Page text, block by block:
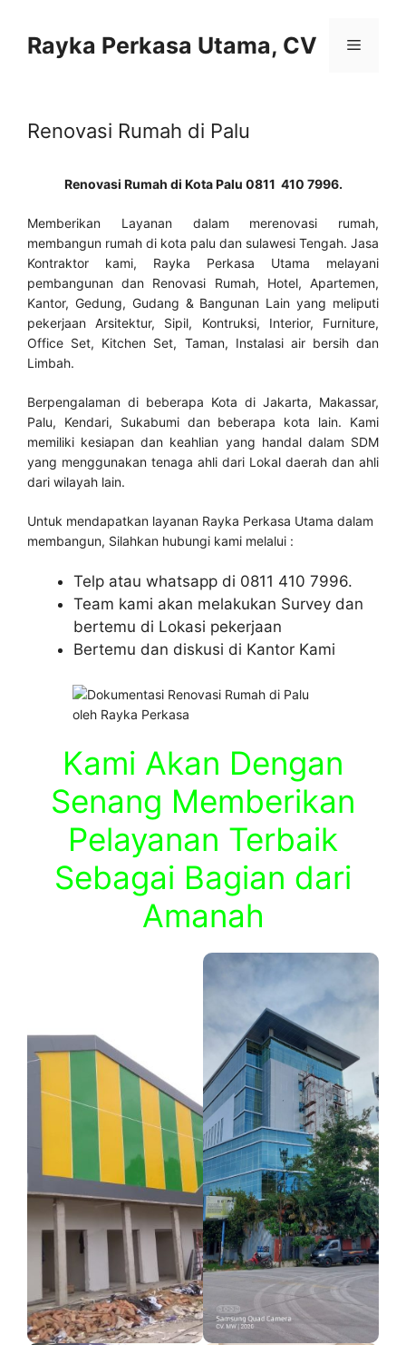
contentRayka Perkasa Utama, CV Menu
Renovasi Rumah di Palu
Renovasi Rumah di Kota Palu 0811 410 7996.
Memberikan Layanan dalam merenovasi rumah,
membangun rumah di kota palu dan sulawesi Tengah. Jasa
Kontraktor kami, Rayka Perkasa Utama melayani
pembangunan dan Renovasi Rumah, Hotel, Apartemen,
Kantor, Gedung, Gudang & Bangunan Lain yang meliputi
pekerjaan Arsitektur, Sipil, Kontruksi, Interior, Furniture,
Office Set, Kitchen Set, Taman, Instalasi air bersih dan
Limbah.
Berpengalaman di beberapa Kota di Jakarta, Makassar,
Palu, Kendari, Sukabumi dan beberapa kota lain. Kami
memiliki kesiapan dan keahlian yang handal dalam SDM
yang menggunakan tenaga ahli dari Lokal daerah dan ahli
dari wilayah lain.
Untuk mendapatkan layanan Rayka Perkasa Utama dalam
membangun, Silahkan hubungi kami melalui :
Telp atau whatsapp di 0811 410 7996.
Team kami akan melakukan Survey dan
bertemu di Lokasi pekerjaan
Bertemu dan diskusi di Kantor Kami
Kami Akan Dengan
Senang Memberikan
Pelayanan Terbaik
Sebagai Bagian dari
Amanah